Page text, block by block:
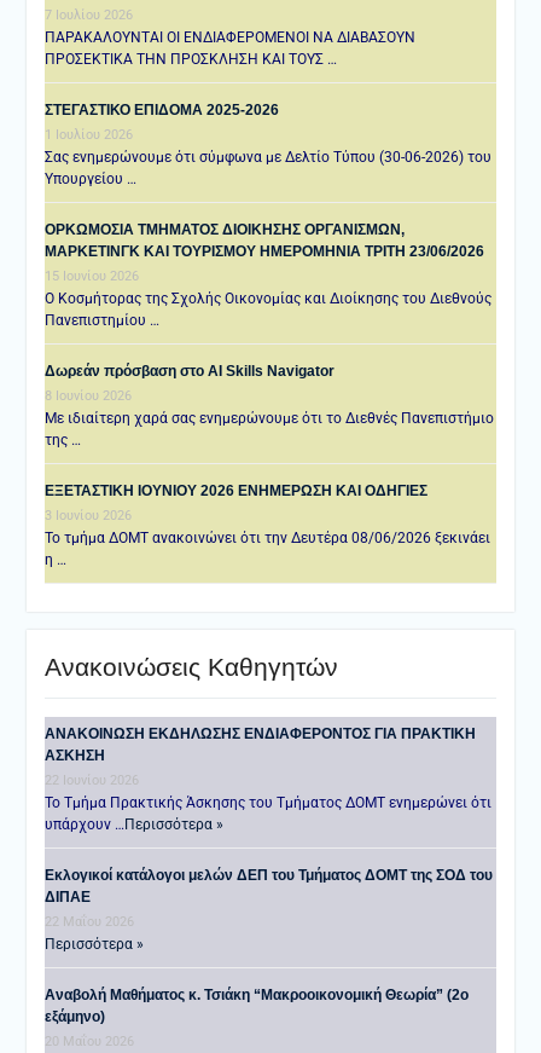
7 Ιουλίου 2026
ΠΑΡΑΚΑΛΟΥΝΤΑΙ ΟΙ ΕΝΔΙΑΦΕΡΟΜΕΝΟΙ ΝΑ ΔΙΑΒΑΣΟΥΝ
ΠΡΟΣΕΚΤΙΚΑ ΤΗΝ ΠΡΟΣΚΛΗΣΗ ΚΑΙ ΤΟΥΣ …
ΣΤΕΓΑΣΤΙΚΟ ΕΠΙΔΟΜΑ 2025-2026
1 Ιουλίου 2026
Σας ενημερώνουμε ότι σύμφωνα με Δελτίο Τύπου (30-06-2026) του
Υπουργείου …
ΟΡΚΩΜΟΣΙΑ ΤΜΗΜΑΤΟΣ ΔΙΟΙΚΗΣΗΣ ΟΡΓΑΝΙΣΜΩΝ,
ΜΑΡΚΕΤΙΝΓΚ ΚΑΙ ΤΟΥΡΙΣΜΟΥ ΗΜΕΡΟΜΗΝΙΑ TΡΙΤΗ 23/06/2026
15 Ιουνίου 2026
Ο Κοσμήτορας της Σχολής Οικονομίας και Διοίκησης του Διεθνούς
Πανεπιστημίου …
Δωρεάν πρόσβαση στο AI Skills Navigator
8 Ιουνίου 2026
Με ιδιαίτερη χαρά σας ενημερώνουμε ότι το Διεθνές Πανεπιστήμιο
της …
ΕΞΕΤΑΣΤΙΚΗ IOYNIOY 2026 ΕΝΗΜΕΡΩΣΗ ΚΑΙ ΟΔΗΓΙΕΣ
3 Ιουνίου 2026
Το τμήμα ΔΟΜΤ ανακοινώνει ότι την Δευτέρα 08/06/2026 ξεκινάει
η …
Ανακοινώσεις Καθηγητών
ANAKOINΩΣΗ ΕΚΔΗΛΩΣΗΣ ΕΝΔΙΑΦΕΡΟΝΤΟΣ ΓΙΑ ΠΡΑΚΤΙΚΗ
ΑΣΚΗΣΗ
22 Ιουνίου 2026
Το Τμήμα Πρακτικής Άσκησης του Τμήματος ΔΟΜΤ ενημερώνει ότι
υπάρχουν …Περισσότερα »
Εκλογικοί κατάλογοι μελών ΔΕΠ του Τμήματος ΔΟΜΤ της ΣΟΔ του
ΔΙΠΑΕ
22 Μαΐου 2026
Περισσότερα »
Αναβολή Μαθήματος κ. Τσιάκη “Μακροοικονομική Θεωρία” (2ο
εξάμηνο)
20 Μαΐου 2026